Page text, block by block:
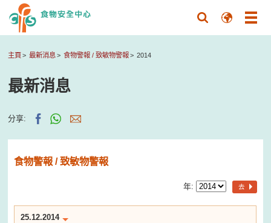
主頁 最新消息 食物警報 / 致敏物警報 2014
最新消息
分享:
食物警報 / 致敏物警報
年: 去
25.12.2014